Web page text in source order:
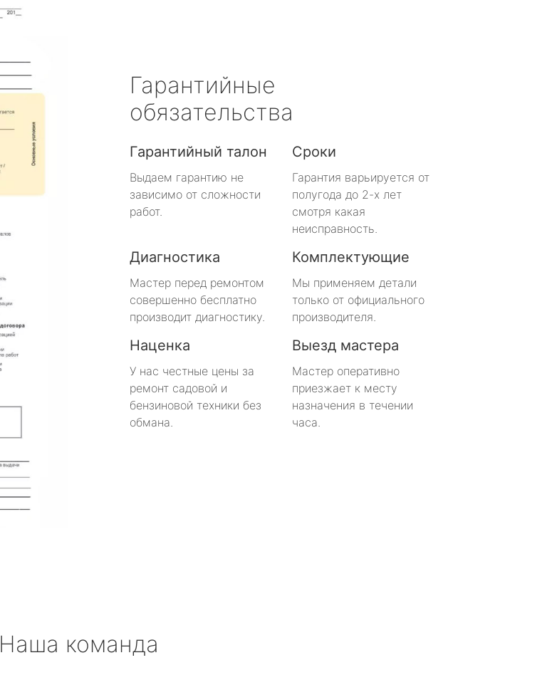
Гарантийные
обязательства
Гарантийный талон
Выдаем гарантию не
зависимо от сложности
работ.
Сроки
Гарантия варьируется от
полугода до 2-х лет
смотря какая
неисправность.
Диагностика
Мастер перед ремонтом
совершенно бесплатно
производит диагностику.
Комплектующие
Мы применяем детали
только от официального
производителя.
Наценка
У нас честные цены за
ремонт садовой и
бензиновой техники без
обмана.
Выезд мастера
Мастер оперативно
приезжает к месту
назначения в течении
часа.
Наша команда